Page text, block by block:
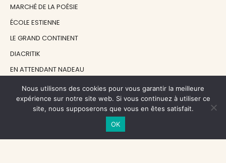
MARCHÉ DE LA POÉSIE
ÉCOLE ESTIENNE
LE GRAND CONTINENT
DIACRITIK
EN ATTENDANT NADEAU
NOS SOUTIENS
Nous utilisons des cookies pour vous garantir la meilleure
expérience sur notre site web. Si vous continuez à utiliser ce
site, nous supposerons que vous en êtes satisfait.
OK